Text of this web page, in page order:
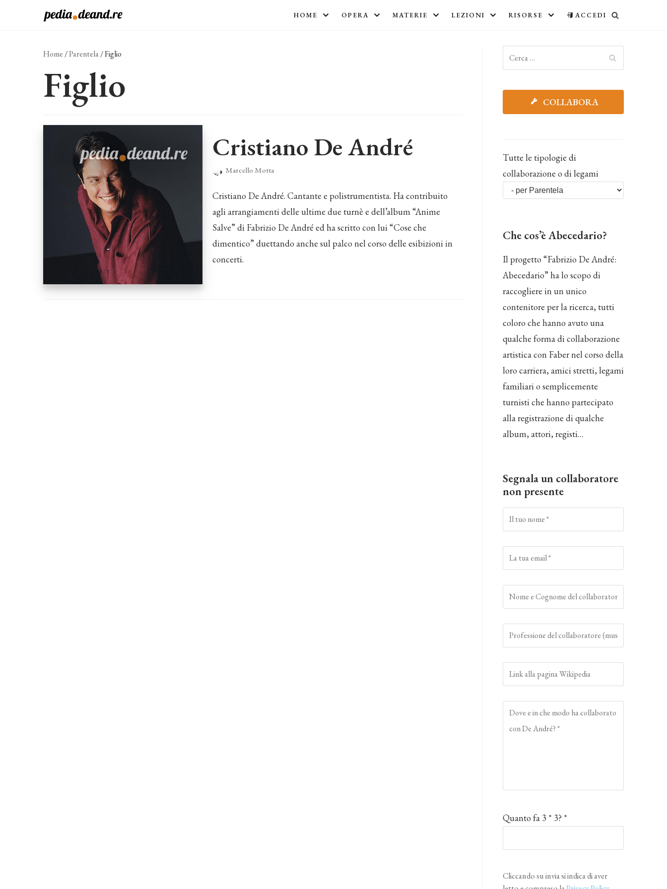
HOME OPERA MATERIE LEZIONI RISORSE ACCEDI
Home /Parentela/Figlio
Figlio
Cristiano De André
Marcello Motta
Cristiano De André. Cantante e polistrumentista. Ha contribuito
agli arrangiamenti delle ultime due turnè e dell’album “Anime
Salve” di Fabrizio De André ed ha scritto con lui “Cose che
dimentico” duettando anche sul palco nel corso delle esibizioni in
concerti.
COLLABORA
Tutte le tipologie di
collaborazione o di legami
Che cos’è Abecedario?
Il progetto “Fabrizio De André:
Abecedario” ha lo scopo di
raccogliere in un unico
contenitore per la ricerca, tutti
coloro che hanno avuto una
qualche forma di collaborazione
artistica con Faber nel corso della
loro carriera, amici stretti, legami
familiari o semplicemente
turnisti che hanno partecipato
alla registrazione di qualche
album, attori, registi…
Segnala un collaboratore
non presente
Quanto fa 3 * 3? *
Cliccando su invia si indica di aver